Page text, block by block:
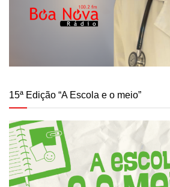
15ª Edição “A Escola e o meio”